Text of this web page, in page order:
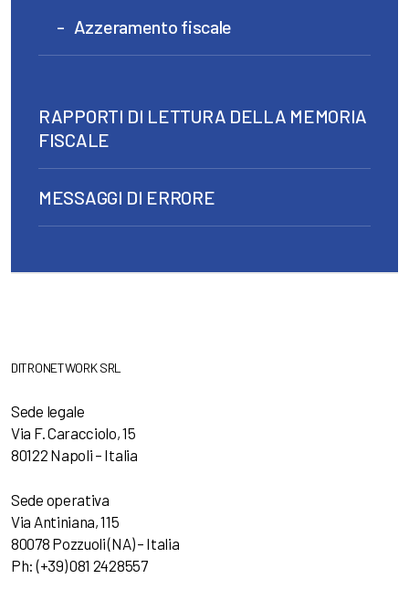
Azzeramento fiscale
RAPPORTI DI LETTURA DELLA MEMORIA
FISCALE
MESSAGGI DI ERRORE
DITRONETWORK SRL
Sede legale
Via F. Caracciolo, 15
80122 Napoli – Italia
Sede operativa
Via Antiniana, 115
80078 Pozzuoli (NA) – Italia
Ph: (+39) 081 2428557